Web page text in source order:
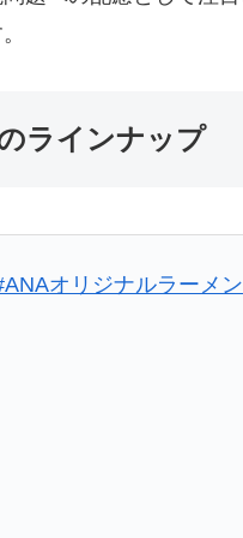
ラインナップ
オリジナルラーメン